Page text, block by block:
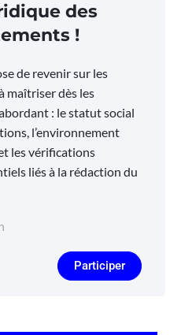
des
!
de revenir sur les
maîtriser dès les
: le statut social
l’environnement
les vérifications
liés à la rédaction du
Participer